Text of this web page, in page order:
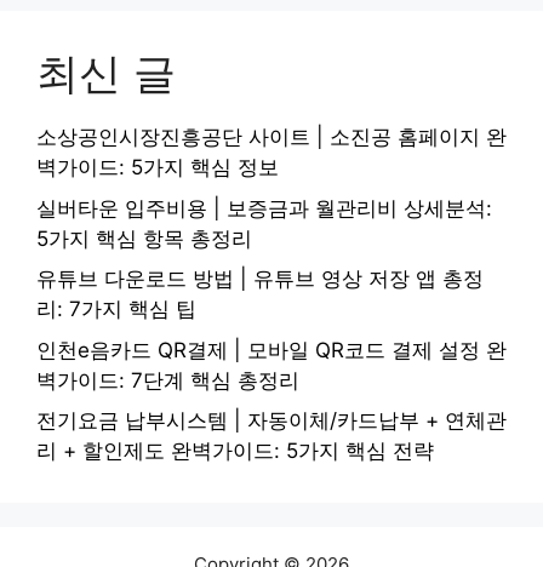
최신 글
소상공인시장진흥공단 사이트 | 소진공 홈페이지 완
벽가이드: 5가지 핵심 정보
실버타운 입주비용 | 보증금과 월관리비 상세분석:
5가지 핵심 항목 총정리
유튜브 다운로드 방법 | 유튜브 영상 저장 앱 총정
리: 7가지 핵심 팁
인천e음카드 QR결제 | 모바일 QR코드 결제 설정 완
벽가이드: 7단계 핵심 총정리
전기요금 납부시스템 | 자동이체/카드납부 + 연체관
리 + 할인제도 완벽가이드: 5가지 핵심 전략